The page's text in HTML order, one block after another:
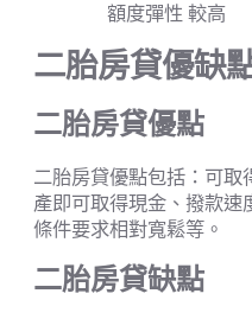
額度彈性 較高
二胎房貸優缺
二胎房貸優點
二胎房貸優點包括：可取
產即可取得現金、撥款速
條件要求相對寬鬆等。
二胎房貸缺點